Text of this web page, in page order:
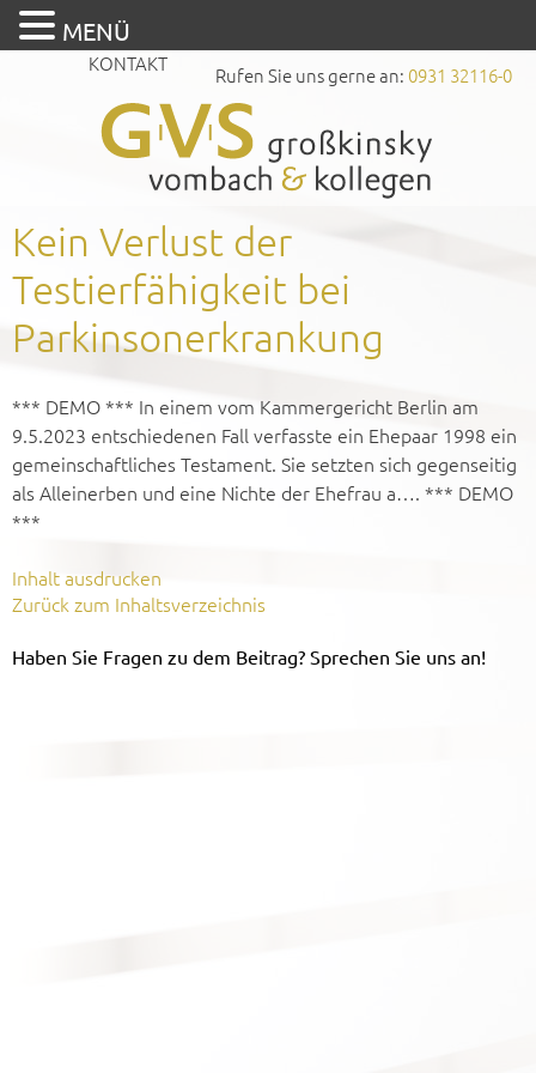
Rufen Sie uns gerne an: 0931 32116-0
KONTAKT
Kein Verlust der
Testierfähigkeit bei
Parkinsonerkrankung
*** DEMO *** In einem vom Kammergericht Berlin am
9.5.2023 entschiedenen Fall verfasste ein Ehepaar 1998 ein
gemeinschaftliches Testament. Sie setzten sich gegenseitig
als Alleinerben und eine Nichte der Ehefrau a…. *** DEMO
***
Inhalt ausdrucken
Zurück zum Inhaltsverzeichnis
Haben Sie Fragen zu dem Beitrag? Sprechen Sie uns an!
MENÜ